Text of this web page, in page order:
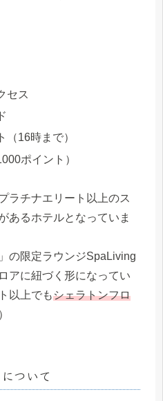
セス
（16時まで）
ポイント）
ラチナエリート以上のス
あるホテルとなっていま
の限定ラウンジSpaLiving
アに紐づく形になってい
以上でもシェラトンフロ
）
ついて